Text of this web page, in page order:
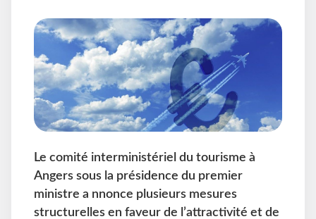
Le comité interministériel du tourisme à
Angers sous la présidence du premier
ministre a nnonce plusieurs mesures
structurelles en faveur de l’attractivité et de